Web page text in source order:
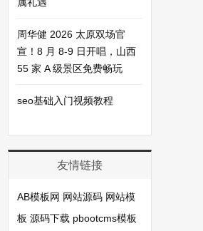
周华健 2026 太原双场官
宣！8 月 8-9 日开唱，山西
55 家 A 级景区免费畅玩
seo基础入门视频教程
友情链接
AB模板网 网站源码 网站模
板 源码下载 pbootcms模板